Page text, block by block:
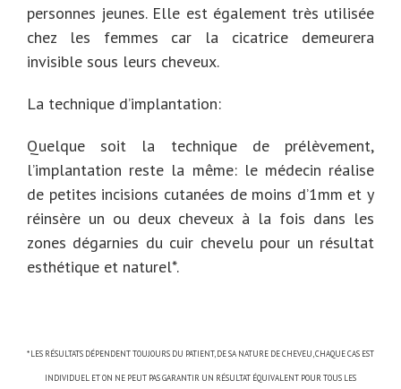
personnes jeunes. Elle est également très utilisée
chez les femmes car la cicatrice demeurera
invisible sous leurs cheveux.
La technique d’implantation:
Quelque soit la technique de prélèvement,
l’implantation reste la même: le médecin réalise
de petites incisions cutanées de moins d’1mm et y
réinsère un ou deux cheveux à la fois dans les
zones dégarnies du cuir chevelu pour un résultat
esthétique et naturel*.
* LES RÉSULTATS DÉPENDENT TOUJOURS DU PATIENT, DE SA NATURE DE CHEVEU, CHAQUE CAS EST
INDIVIDUEL ET ON NE PEUT PAS GARANTIR UN RÉSULTAT ÉQUIVALENT POUR TOUS LES